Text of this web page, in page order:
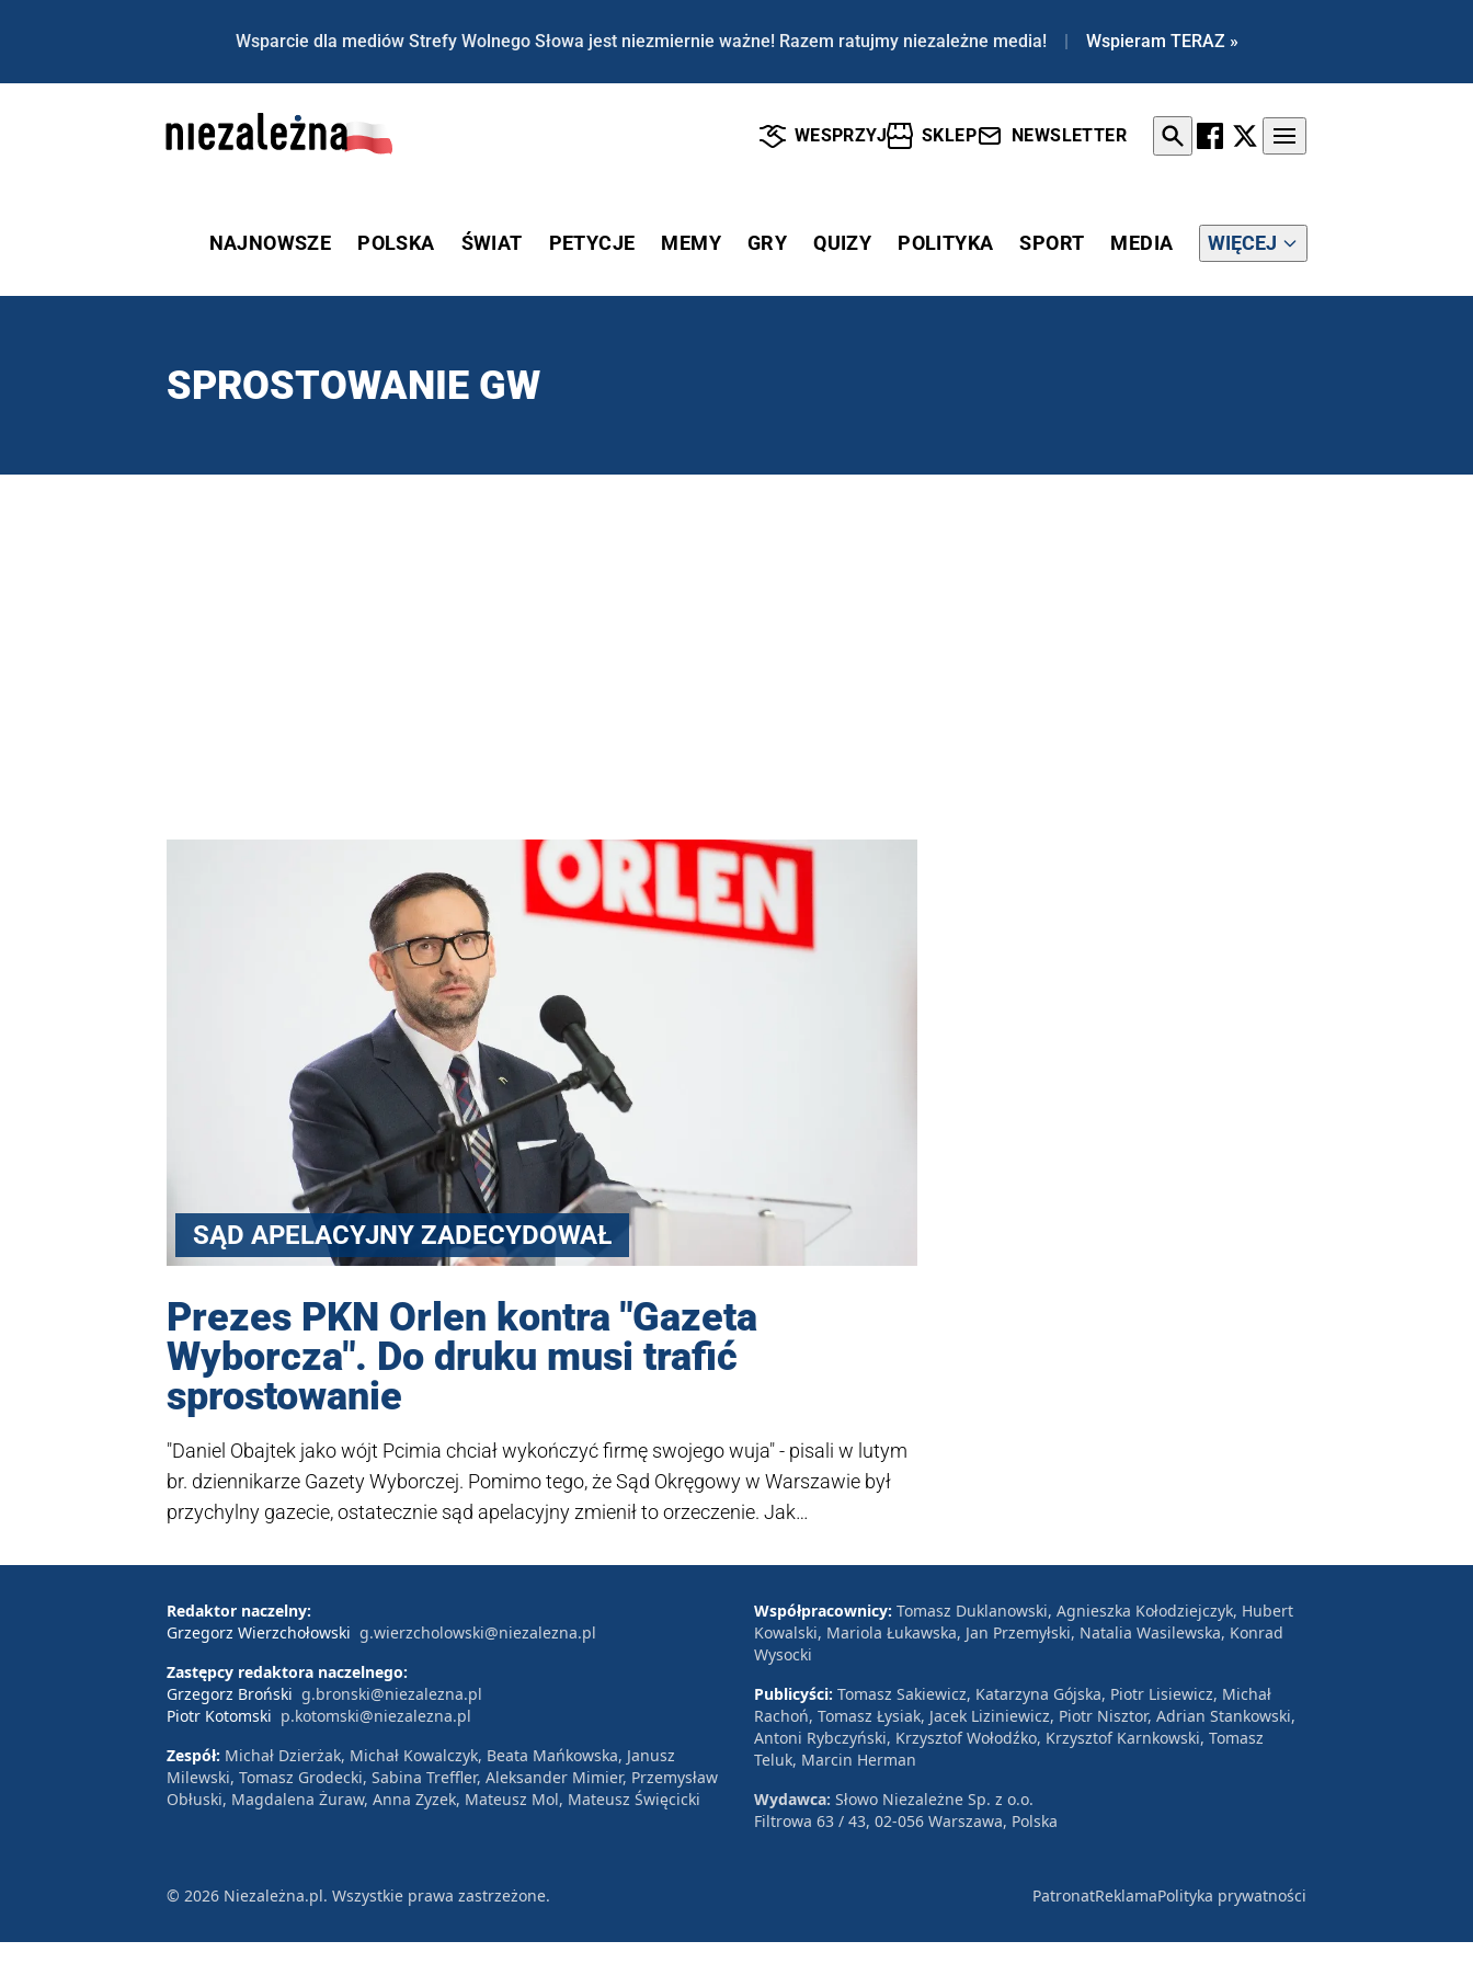
Wsparcie dla mediów Strefy Wolnego Słowa jest niezmiernie ważne! Razem ratujmy niezależne media! | Wspieram TERAZ »
WESPRZYJ SKLEP NEWSLETTER
NAJNOWSZE POLSKA ŚWIAT PETYCJE MEMY GRY QUIZY POLITYKA SPORT MEDIA WIĘCEJ
SPROSTOWANIE GW
SĄD APELACYJNY ZADECYDOWAŁ
Prezes PKN Orlen kontra "Gazeta
Wyborcza". Do druku musi trafić
sprostowanie
"Daniel Obajtek jako wójt Pcimia chciał wykończyć firmę swojego wuja" - pisali w lutym
br. dziennikarze Gazety Wyborczej. Pomimo tego, że Sąd Okręgowy w Warszawie był
przychylny gazecie, ostatecznie sąd apelacyjny zmienił to orzeczenie. Jak
roku.
Redaktor naczelny:
Grzegorz Wierzchołowski g.wierzcholowski@niezalezna.pl
Zastępcy redaktora naczelnego:
Grzegorz Broński g.bronski@niezalezna.pl
Piotr Kotomski p.kotomski@niezalezna.pl
Zespół: Michał Dzierżak, Michał Kowalczyk, Beata Mańkowska, Janusz
Milewski, Tomasz Grodecki, Sabina Treffler, Aleksander Mimier, Przemysław
Obłuski, Magdalena Żuraw, Anna Zyzek, Mateusz Mol, Mateusz Święcicki
Współpracownicy: Tomasz Duklanowski, Agnieszka Kołodziejczyk, Hubert
Kowalski, Mariola Łukawska, Jan Przemyłski, Natalia Wasilewska, Konrad
Wysocki
Publicyści: Tomasz Sakiewicz, Katarzyna Gójska, Piotr Lisiewicz, Michał
Rachoń, Tomasz Łysiak, Jacek Liziniewicz, Piotr Nisztor, Adrian Stankowski,
Antoni Rybczyński, Krzysztof Wołodźko, Krzysztof Karnkowski, Tomasz
Teluk, Marcin Herman
Wydawca: Słowo Niezależne Sp. z o.o.
Filtrowa 63 / 43, 02-056 Warszawa, Polska
© 2026 Niezależna.pl. Wszystkie prawa zastrzeżone. PatronatReklamaPolityka prywatności